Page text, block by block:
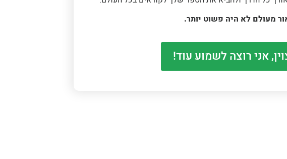
מעולם לא היה פשוט יותר.
אני רוצה לשמוע עוד!